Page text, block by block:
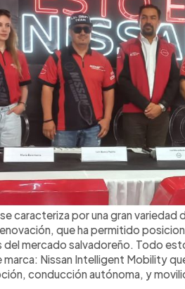
se caracteriza por una gran
que ha permitido
mercado salvadoreño. Todo
Nissan Intelligent Mobility
conducción autónoma, y